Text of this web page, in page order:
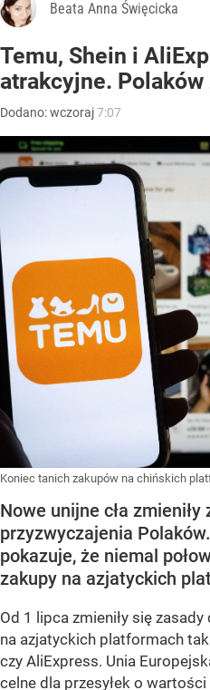
Beata Anna Święcicka
Temu, Shein i
atrakcyjne.
Dodano:wczoraj7:07
Koniec tanich zakupów na chińskich
Nowe unijne cła zmieniły
przyzwyczajenia
pokazuje, że niemal
zakupy na azjatyckich
Od 1 lipca zmieniły się
na azjatyckich platformach
czy AliExpress. Unia
celne dla przesyłek o